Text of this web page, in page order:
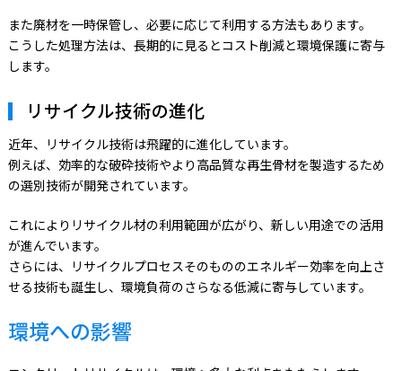
また廃材を一時保管し、必要に応じて利用する方法もあります。
こうした処理方法は、長期的に見るとコスト削減と環境保護に寄与
します。
リサイクル技術の進化
近年、リサイクル技術は飛躍的に進化しています。
例えば、効率的な破砕技術やより高品質な再生骨材を製造するため
の選別技術が開発されています。
これによりリサイクル材の利用範囲が広がり、新しい用途での活用
が進んでいます。
さらには、リサイクルプロセスそのもののエネルギー効率を向上さ
せる技術も誕生し、環境負荷のさらなる低減に寄与しています。
環境への影響